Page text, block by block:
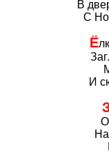
В
С
Ё
И